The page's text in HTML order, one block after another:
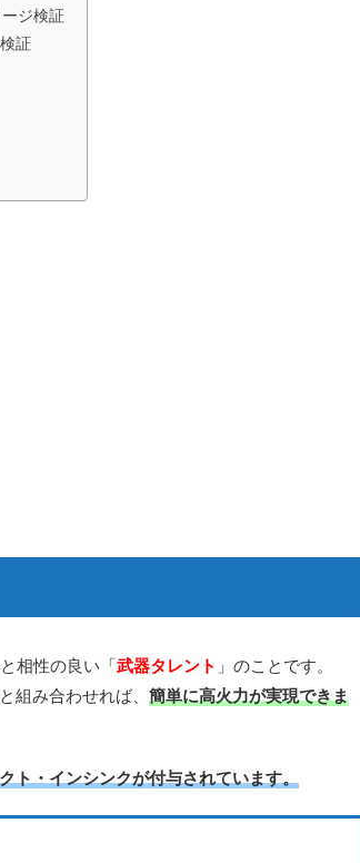
ジ検証
証
相性の良い「武器タレント 」のことです。
組み合わせれば、 簡単に高火力が実現できま
ト・インシンクが付与されています。